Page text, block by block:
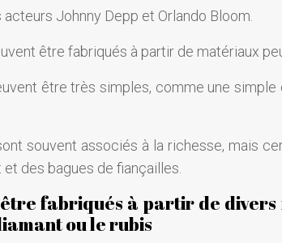
acteurs Johnny Depp et Orlando Bloom.
être fabriqués à partir de matériaux
être très simples, comme une
souvent associés à la richesse, mais
des bagues de fiançailles.
fabriqués à partir de divers
ou le rubis